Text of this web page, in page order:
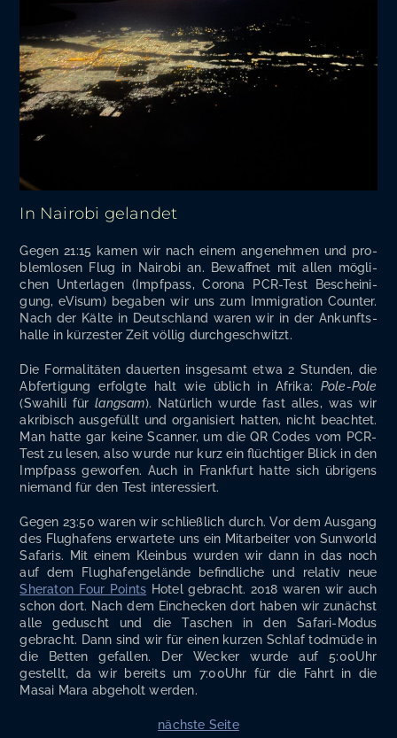
In Nairobi gelandet
Gegen 21:15 kamen wir nach einem ange­neh­men und pro­
blem­lo­sen Flug in Nai­ro­bi an. Bewaff­net mit allen mög­li­
chen Unter­la­gen (Impf­pass, Coro­na PCR-Test Beschei­ni­
gung, eVi­sum) bega­ben wir uns zum Immi­gra­ti­on Coun­ter.
Nach der Käl­te in Deutsch­land waren wir in der Ankunfts­
hal­le in kür­zes­ter Zeit völ­lig durchgeschwitzt.
Die For­ma­li­tä­ten dau­er­ten ins­ge­samt etwa 2 Stun­den, die
Abfer­ti­gung erfolg­te halt wie üblich in Afri­ka: Pole-Pole
(Swa­hi­li fürlang­sam). Natür­lich wur­de fast alles, was wir
akri­bisch aus­ge­füllt und orga­ni­siert hat­ten, nicht beach­tet.
Man hat­te gar kei­ne Scan­ner, um die QR Codes vom PCR-
Test zu lesen, also wur­de nur kurz ein flüch­ti­ger Blick in den
Impf­pass gewor­fen. Auch in Frank­furt hat­te sich übri­gens
nie­mand für den Test interessiert.
Gegen 23:50 waren wir schließ­lich durch. Vor dem Aus­gang
des Flug­ha­fens erwar­te­te uns ein Mit­ar­bei­ter von Sun­world
Safa­ris. Mit einem Klein­bus wur­den wir dann in das noch
auf dem Flug­ha­fen­ge­län­de befind­li­che und rela­tiv neue
She­ra­ton Four Points Hotel gebracht. 2018 waren wir auch
schon dort. Nach dem Ein­che­cken dort haben wir zunächst
alle geduscht und die Taschen in den Safa­ri-Modus
gebracht. Dann sind wir für einen kur­zen Schlaf tod­mü­de in
die Bet­ten gefal­len. Der Wecker wur­de auf 5:00Uhr
gestellt, da wir bereits um 7:00Uhr für die Fahrt in die
Masai Mara abge­holt werden.
nächs­te Seite